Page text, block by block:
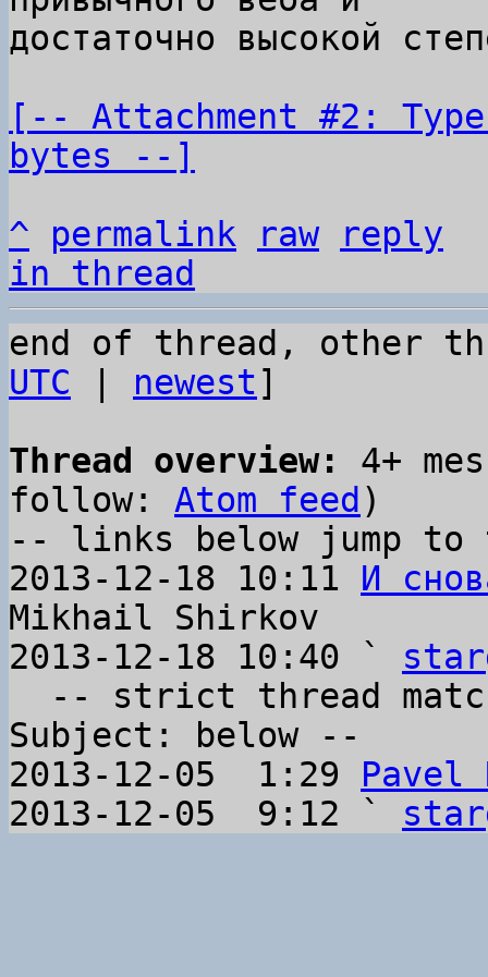
достаточно высокой
[-- Attachment #2:
bytes --]
^
permalink raw
reply
in thread
end of thread, other
UTC
newest]
Thread overview:
4+
follow: Atom feed )
-- links below jump to
2013-12-18 10:11 И
Mikhail Shirkov
2013-12-18 10:40 `
Subject: below --
2013-12-05  1:29 Pavel
2013-12-05  9:12 `